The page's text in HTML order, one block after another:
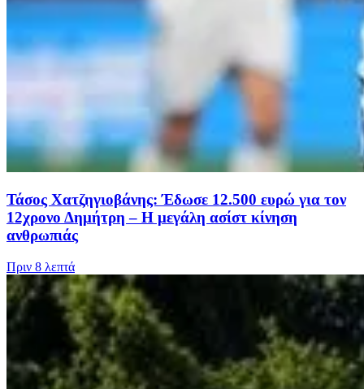
Τάσος Χατζηγιοβάνης: Έδωσε 12.500 ευρώ για τον
12χρονο Δημήτρη – Η μεγάλη ασίστ κίνηση
ανθρωπιάς
Πριν 8 λεπτά